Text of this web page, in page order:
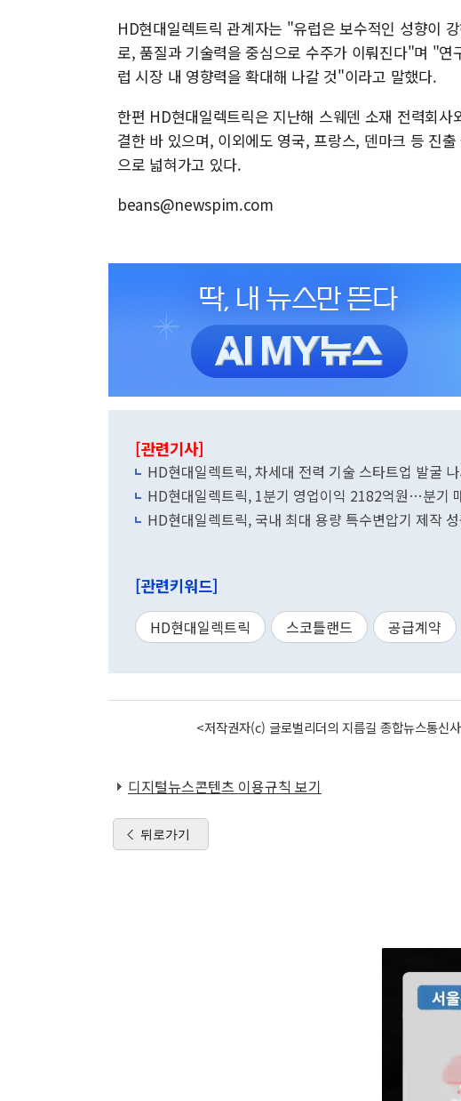
HD현대일렉트릭 관계자는 "유럽은 보수적인 성향이
로, 품질과 기술력을 중심으로 수주가 이뤄진다"며 "
럽 시장 내 영향력을 확대해 나갈 것"이라고 말했다.
한편 HD현대일렉트릭은 지난해 스웨덴 소재 전력회
결한 바 있으며, 이외에도 영국, 프랑스, 덴마크 등 진
으로 넓혀가고 있다.
beans@newspim.com
[관련기사]
HD현대일렉트릭, 차세대 전력 기술 스타트업 발굴
HD현대일렉트릭, 1분기 영업이익 2182억원…분기
HD현대일렉트릭, 국내 최대 용량 특수변압기 제작
[관련키워드]
HD현대일렉트릭 스코틀랜드 공급계약
<저작권자(c) 글로벌리더의 지름길 종합뉴스통
디지털뉴스콘텐츠 이용규칙 보기
뒤로가기